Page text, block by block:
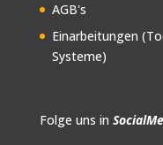
AGB's
Einarbeitungen
Systeme)
Folge uns in